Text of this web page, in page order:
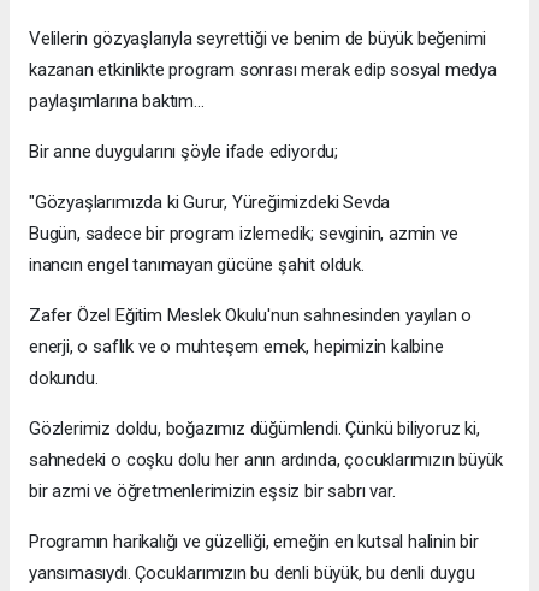
Velilerin gözyaşlarıyla seyrettiği ve benim de büyük beğenimi
kazanan etkinlikte program sonrası merak edip sosyal medya
paylaşımlarına baktım...
Bir anne duygularını şöyle ifade ediyordu;
"Gözyaşlarımızda ki Gurur, Yüreğimizdeki Sevda
Bugün, sadece bir program izlemedik; sevginin, azmin ve
inancın engel tanımayan gücüne şahit olduk.
Zafer Özel Eğitim Meslek Okulu'nun sahnesinden yayılan o
enerji, o saflık ve o muhteşem emek, hepimizin kalbine
dokundu.
Gözlerimiz doldu, boğazımız düğümlendi. Çünkü biliyoruz ki,
sahnedeki o coşku dolu her anın ardında, çocuklarımızın büyük
bir azmi ve öğretmenlerimizin eşsiz bir sabrı var.
Programın harikalığı ve güzelliği, emeğin en kutsal halinin bir
yansımasıydı. Çocuklarımızın bu denli büyük, bu denli duygu